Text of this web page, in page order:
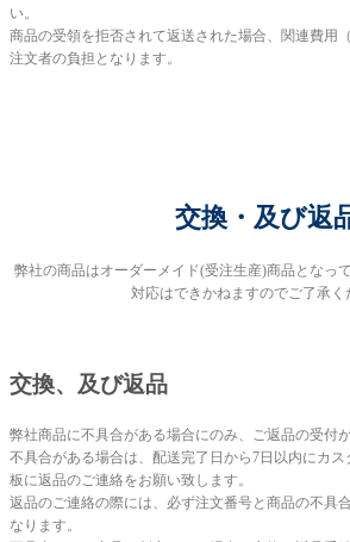
い。
商品の受領を拒否されて返送された場合、関連費用
注文者の負担となります。
交換・及び返
弊社の商品はオーダーメイド(受注生産)商品となっ
対応はできかねますのでご了承く
交換、及び返品
弊社商品に不具合がある場合にのみ、ご返品の受付が
不具合がある場合は、配送完了日から7日以内にカ
板に返品のご連絡をお願い致します。
返品のご連絡の際には、必ず注文番号と商品の不具
なります。